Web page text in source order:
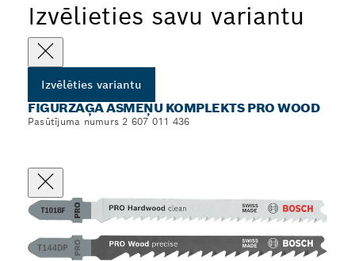
Izvēlieties savu variantu
Izvēlēties variantu
FIGŪRZĀĢA ASMEŅU KOMPLEKTS PRO WOOD
Pasūtījuma numurs 2 607 011 436